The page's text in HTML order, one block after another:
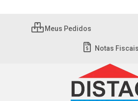
Meus Pedidos
Notas Fiscais